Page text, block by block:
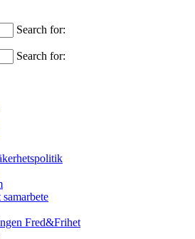
Search for:
Search for:
Fred&Frihet